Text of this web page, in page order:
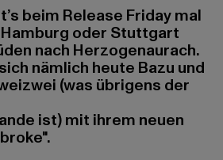
beim Release Friday mal
oder Stuttgart
nach Herzogenaurach.
nämlich heute Bazu und
(was übrigens der
ist) mit ihrem neuen